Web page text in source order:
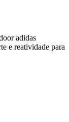
adidas
e reatividade para